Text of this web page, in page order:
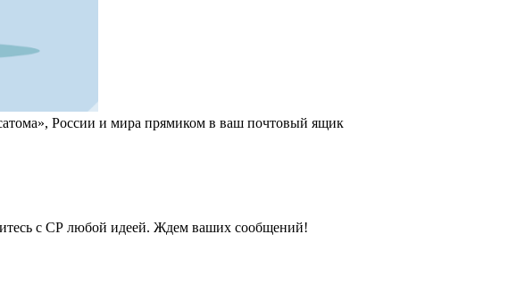
России и мира прямиком в ваш почтовый ящик
с СР любой идеей. Ждем ваших сообщений!